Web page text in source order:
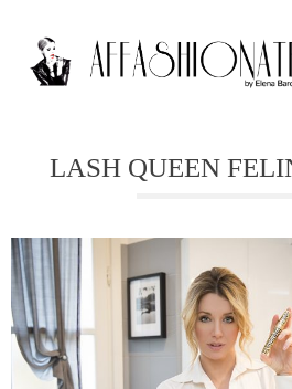
FASHION
OUTFIT
BEAUTY
LASH QUEEN